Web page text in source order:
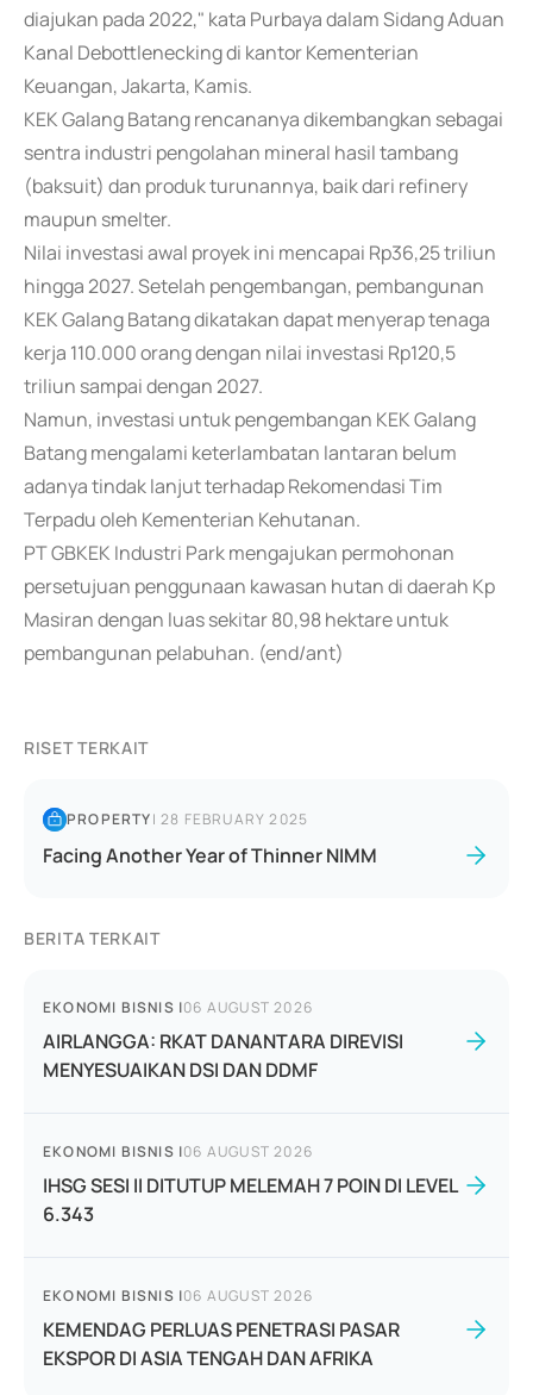
diajukan pada 2022," kata Purbaya dalam Sidang Aduan
Kanal Debottlenecking di kantor Kementerian
Keuangan, Jakarta, Kamis.
KEK Galang Batang rencananya dikembangkan sebagai
sentra industri pengolahan mineral hasil tambang
(baksuit) dan produk turunannya, baik dari refinery
maupun smelter.
Nilai investasi awal proyek ini mencapai Rp36,25 triliun
hingga 2027. Setelah pengembangan, pembangunan
KEK Galang Batang dikatakan dapat menyerap tenaga
kerja 110.000 orang dengan nilai investasi Rp120,5
triliun sampai dengan 2027.
Namun, investasi untuk pengembangan KEK Galang
Batang mengalami keterlambatan lantaran belum
adanya tindak lanjut terhadap Rekomendasi Tim
Terpadu oleh Kementerian Kehutanan.
PT GBKEK Industri Park mengajukan permohonan
persetujuan penggunaan kawasan hutan di daerah Kp
Masiran dengan luas sekitar 80,98 hektare untuk
pembangunan pelabuhan. (end/ant)
RISET TERKAIT
PROPERTY|28 FEBRUARY 2025
Facing Another Year of Thinner NIMM
BERITA TERKAIT
EKONOMI BISNIS |06 AUGUST 2026
AIRLANGGA: RKAT DANANTARA DIREVISI
MENYESUAIKAN DSI DAN DDMF
EKONOMI BISNIS |06 AUGUST 2026
IHSG SESI II DITUTUP MELEMAH 7 POIN DI LEVEL
6.343
EKONOMI BISNIS |06 AUGUST 2026
KEMENDAG PERLUAS PENETRASI PASAR
EKSPOR DI ASIA TENGAH DAN AFRIKA